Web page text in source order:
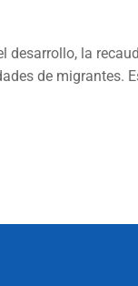
desarrollo, la
de